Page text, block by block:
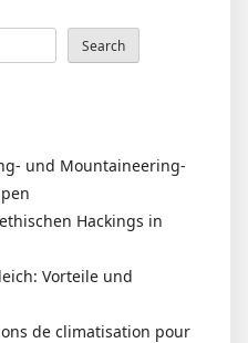
Search
und Mountaineering-
Hackings in
Vorteile und
de climatisation pour